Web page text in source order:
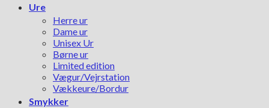
Ure
Herre ur
Dame ur
Unisex Ur
Børne ur
Limited edition
Vægur/Vejrstation
Vækkeure/Bordur
Smykker